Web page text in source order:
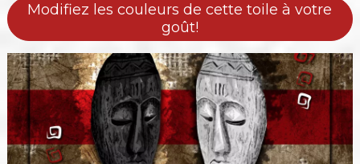
Modifiez les couleurs de cette toile à votre
goût!